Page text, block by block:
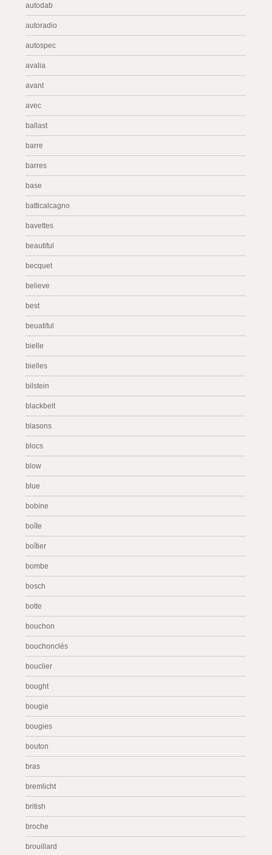
autodab
autoradio
autospec
avalia
avant
avec
ballast
barre
barres
base
batticalcagno
bavettes
beautiful
becquet
believe
best
beuatiful
bielle
bielles
bilstein
blackbelt
blasons
blocs
blow
blue
bobine
boîte
boîtier
bombe
bosch
botte
bouchon
bouchonclés
bouclier
bought
bougie
bougies
bouton
bras
bremlicht
british
broche
brouillard